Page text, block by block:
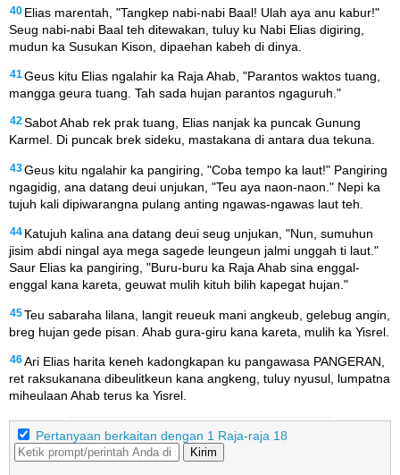
40 Elias marentah, "Tangkep nabi-nabi Baal! Ulah aya anu kabur!"
Seug nabi-nabi Baal teh ditewakan, tuluy ku Nabi Elias digiring,
mudun ka Susukan Kison, dipaehan kabeh di dinya.
41 Geus kitu Elias ngalahir ka Raja Ahab, "Parantos waktos tuang,
mangga geura tuang. Tah sada hujan parantos ngaguruh."
42Sabot Ahab rek prak tuang, Elias nanjak ka puncak Gunung
Karmel. Di puncak brek sideku, mastakana di antara dua tekuna.
43Geus kitu ngalahir ka pangiring, "Coba tempo ka laut!" Pangiring
ngagidig, ana datang deui unjukan, "Teu aya naon-naon." Nepi ka
tujuh kali dipiwarangna pulang anting ngawas-ngawas laut teh.
44 Katujuh kalina ana datang deui seug unjukan, "Nun, sumuhun
jisim abdi ningal aya mega sagede leungeun jalmi unggah ti laut."
Saur Elias ka pangiring, "Buru-buru ka Raja Ahab sina enggal-
enggal kana kareta, geuwat mulih kituh bilih kapegat hujan."
45Teu sabaraha lilana, langit reueuk mani angkeub, gelebug angin,
breg hujan gede pisan. Ahab gura-giru kana kareta, mulih ka Yisrel.
46Ari Elias harita keneh kadongkapan ku pangawasa PANGERAN,
ret raksukanana dibeulitkeun kana angkeng, tuluy nyusul, lumpatna
miheulaan Ahab terus ka Yisrel.
Pertanyaan berkaitan dengan 1 Raja-raja 18
Kirim